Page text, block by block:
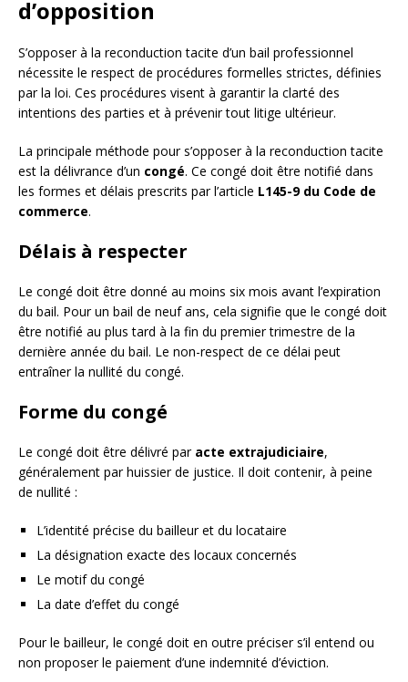
d’opposition
S’opposer à la reconduction tacite d’un bail professionnel
nécessite le respect de procédures formelles strictes, définies
par la loi. Ces procédures visent à garantir la clarté des
intentions des parties et à prévenir tout litige ultérieur.
La principale méthode pour s’opposer à la reconduction tacite
est la délivrance d’un congé. Ce congé doit être notifié dans
les formes et délais prescrits par l’article L145-9 du Code de
commerce.
Délais à respecter
Le congé doit être donné au moins six mois avant l’expiration
du bail. Pour un bail de neuf ans, cela signifie que le congé doit
être notifié au plus tard à la fin du premier trimestre de la
dernière année du bail. Le non-respect de ce délai peut
entraîner la nullité du congé.
Forme du congé
Le congé doit être délivré par acte extrajudiciaire,
généralement par huissier de justice. Il doit contenir, à peine
de nullité :
L’identité précise du bailleur et du locataire
La désignation exacte des locaux concernés
Le motif du congé
La date d’effet du congé
Pour le bailleur, le congé doit en outre préciser s’il entend ou
non proposer le paiement d’une indemnité d’éviction.